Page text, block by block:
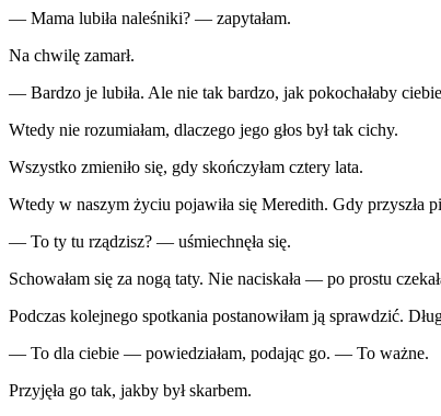
— Mama lubiła naleśniki? — zapytałam.
Na chwilę zamarł.
— Bardzo je lubiła. Ale nie tak bardzo, jak pokochałaby
Wtedy nie rozumiałam, dlaczego jego głos był tak cichy.
Wszystko zmieniło się, gdy skończyłam cztery lata.
Wtedy w naszym życiu pojawiła się Meredith. Gdy przyszła
— To ty tu rządzisz? — uśmiechnęła się.
Schowałam się za nogą taty. Nie naciskała — po prostu
Podczas kolejnego spotkania postanowiłam ją sprawdzić.
— To dla ciebie — powiedziałam, podając go. — To ważne.
Przyjęła go tak, jakby był skarbem.